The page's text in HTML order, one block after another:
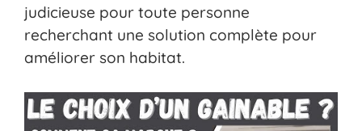
judicieuse pour toute personne
recherchant une solution complète pour
améliorer son habitat.